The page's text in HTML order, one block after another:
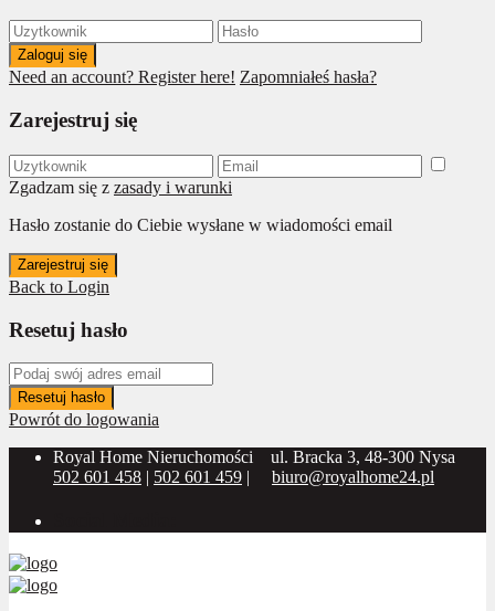
Zaloguj się
Need an account? Register here! Zapomniałeś hasła?
Zarejestruj się
Zgadzam się z zasady i warunki
Hasło zostanie do Ciebie wysłane w wiadomości email
Zarejestruj się
Back to Login
Resetuj hasło
Resetuj hasło
Powrót do logowania
Royal Home Nieruchomości
ul. Bracka 3, 48-300 Nysa
502 601 458 | 502 601 459 | biuro@royalhome24.pl